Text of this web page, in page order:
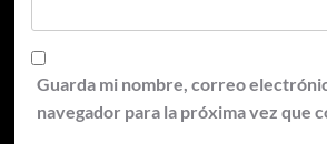
Guarda mi nombre, correo
navegador para la próxima vez que